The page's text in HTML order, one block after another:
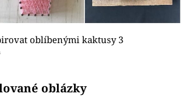
oblíbenými kaktusy 3
oblázky